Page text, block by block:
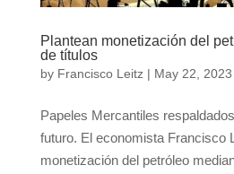
Plantean monetización del
de títulos
by Francisco Leitz| May 22, 2023
Papeles Mercantiles
futuro. El economista Francisco
monetización del petróleo